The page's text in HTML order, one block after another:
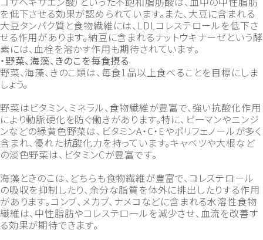
を低下させる効果が認められています。また、大豆に含まれる
大豆タンパク質と食物繊維には、LDLコレステロールを低下さ
せる作用があります。納豆に含まれるナットウキナーゼという酵
素には、血栓を溶かす作用も期待されています。
・野菜、海藻、きのこを毎食摂る
野菜、海藻、きのこ類は、毎食1品以上食べることを目標にしま
しょう。
野菜はビタミン、ミネラル、食物繊維が豊富で、強い抗酸化作用
により動脈硬化を防ぐ働きがあります。特に、ピーマンやニンジ
ンなどの緑黄色野菜は、ビタミンA・C・Eやポリフェノールが多く
含まれ、優れた抗酸化力を持っています。キャベツや大根など
の淡色野菜は、ビタミンCが豊富です。
海藻ときのこは、どちらも食物繊維が豊富で、コレステロール
の吸収を抑制したり、余分な脂質を体外に排出したりする作用
があります。コンブ、メカブ、ナメコなどに含まれる水溶性食物
繊維は、中性脂肪やコレステロールを減少させ、血流を改善す
る効果が期待できます。